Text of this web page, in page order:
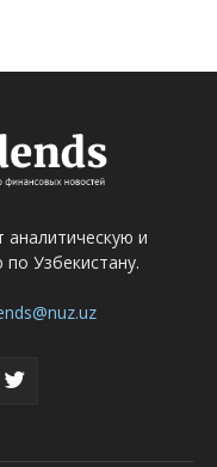
аналитическую и
Узбекистану.